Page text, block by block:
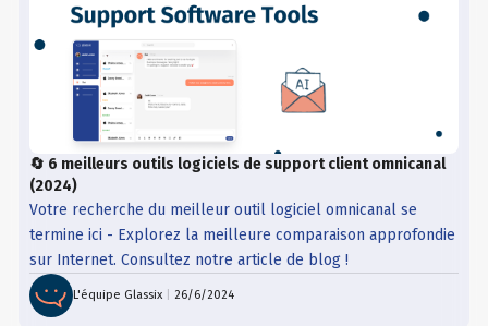
🔄 6 meilleurs outils logiciels de support client omnicanal
(2024)
Votre recherche du meilleur outil logiciel omnicanal se
termine ici - Explorez la meilleure comparaison approfondie
sur Internet. Consultez notre article de blog !
L'équipe Glassix |26/6/2024